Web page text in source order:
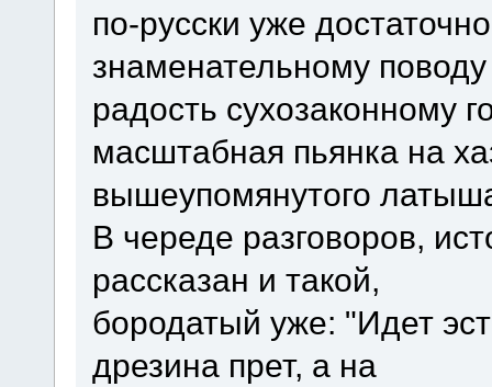
по-русски уже
знаменательному
радость сухозаконному
масштабная пьянка на
вышеупомянутого
В череде разговоров,
рассказан и такой,
бородатый уже: "Идет
дрезина прет, а на